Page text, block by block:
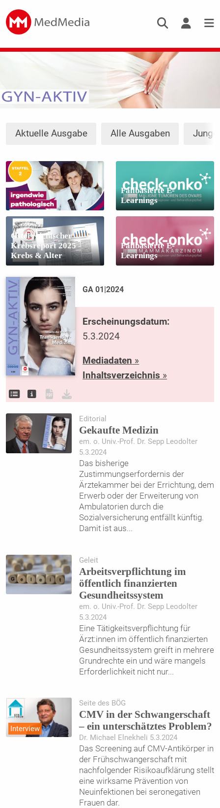
Aktuelle Ausgabe Alle Ausgaben Junge
Fallbasierte E-
Learnings
Österreichischer
Krebsreport 2025 -
Krebs & Alter
Fallbasierte E-
Learnings
GA 01|2024
Erscheinungsdatum:
5.3.2024
Mediadaten »
Inhaltsverzeichnis »
Editorial
Gekaufte Medizin
em. o. Univ.-Prof. Dr. Sepp Leodolter
5.3.2024
Das bisherige
Zustimmungserfordernis der
Ärztekammer bei der Errichtung, dem
Erwerb oder der Erweiterung von
Ambulatorien durch die
Sozialversicherung entfällt künftig.
Damit ist aus...
Geleit
Arbeitsverpflichtung im
öffentlich finanzierten
Gesundheitssystem
em. o. Univ.-Prof. Dr. Sepp Leodolter
5.3.2024
Eine Tätigkeitsverpflichtung für
Ärzt:innen im öffentlich finanzierten
Gesundheitssystem greift in mehrere
Grundrechte ein und wäre mangels
Erforderlichkeit nicht nur...
Interview
Seite des BÖG
CMV in der Schwangerschaft
– ein unterschätztes Problem?
Dr. Michael Elnekheli 5.3.2024
Das Screening auf CMV-Antikörper in
der Frühschwangerschaft mit
nachfolgender Risikoaufklärung stellt
eine wirksame Prävention von
Neuinfektionen bei seronegativen
Frauen dar.